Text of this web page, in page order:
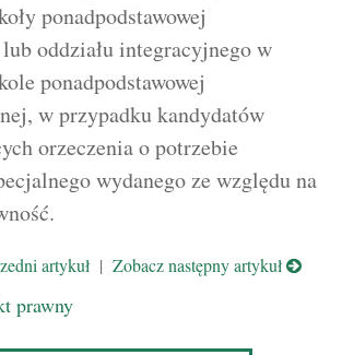
ponadpodstawowej
oddziału integracyjnego w
ponadpodstawowej
w przypadku kandydatów
orzeczenia o potrzebie
wydanego ze względu na
artykuł | Zobacz następny artykuł
prawny